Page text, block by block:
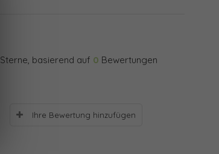
Sterne, basierend auf 0 Bewertungen
Ihre Bewertung hinzufügen